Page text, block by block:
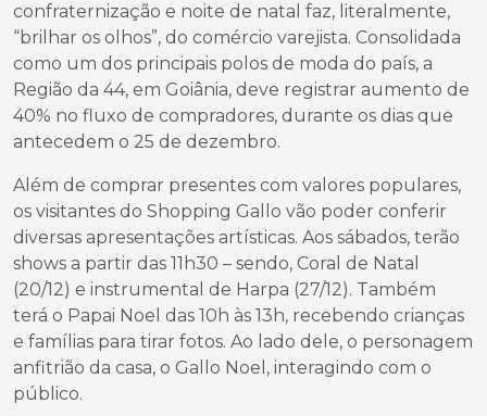
confraternização e noite de natal faz, literalmente,
“brilhar os olhos”, do comércio varejista. Consolidada
como um dos principais polos de moda do país, a
Região da 44, em Goiânia, deve registrar aumento de
40% no fluxo de compradores, durante os dias que
antecedem o 25 de dezembro.
Além de comprar presentes com valores populares,
os visitantes do Shopping Gallo vão poder conferir
diversas apresentações artísticas. Aos sábados, terão
shows a partir das 11h30 – sendo, Coral de Natal
(20/12) e instrumental de Harpa (27/12). Também
terá o Papai Noel das 10h às 13h, recebendo crianças
e famílias para tirar fotos. Ao lado dele, o personagem
anfitrião da casa, o Gallo Noel, interagindo com o
público.